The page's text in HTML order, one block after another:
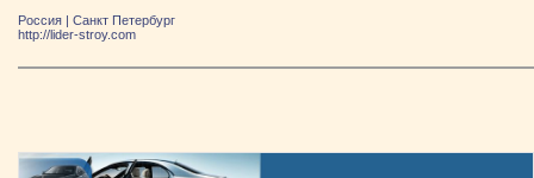
Россия | Санкт Петербург
http://lider-stroy.com